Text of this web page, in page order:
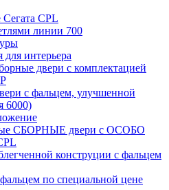
Сегата CPL
линии 700
интерьера
двери с комплектацией
с фальцем, улучшенной
6000)
СБОРНЫЕ двери с ОСОБО
конструции с фальцем
по специальной цене